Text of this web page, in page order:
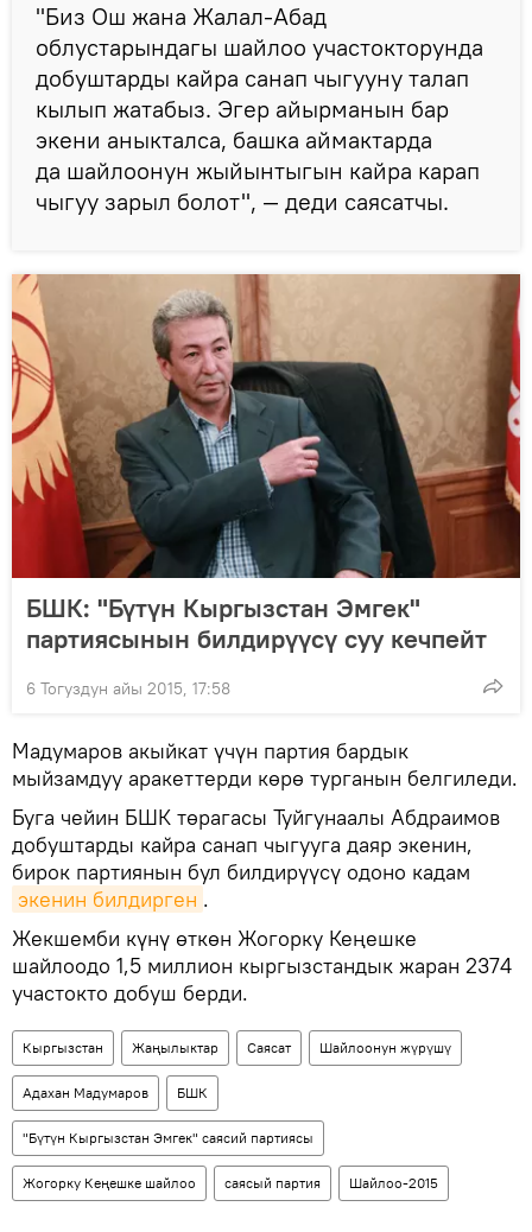
"Биз Ош жана Жалал-Абад
облустарындагы шайлоо участокторунда
добуштарды кайра санап чыгууну талап
кылып жатабыз. Эгер айырманын бар
экени аныкталса, башка аймактарда
да шайлоонун жыйынтыгын кайра карап
чыгуу зарыл болот", — деди саясатчы.
БШК: "Бүтүн Кыргызстан Эмгек"
партиясынын билдирүүсү суу кечпейт
6 Тогуздун айы 2015, 17:58
Мадумаров акыйкат үчүн партия бардык
мыйзамдуу аракеттерди көрө турганын белгиледи.
Буга чейин БШК төрагасы Туйгунаалы Абдраимов
добуштарды кайра санап чыгууга даяр экенин,
бирок партиянын бул билдирүүсү одоно кадам
экенин билдирген .
Жекшемби күнү өткөн Жогорку Кеңешке
шайлоодо 1,5 миллион кыргызстандык жаран 2374
участокто добуш берди.
Кыргызстан Жаңылыктар Саясат Шайлоонун жүрүшү
Адахан Мадумаров БШК
"Бүтүн Кыргызстан Эмгек" саясий партиясы
Жогорку Кеңешке шайлоо саясый партия Шайлоо-2015